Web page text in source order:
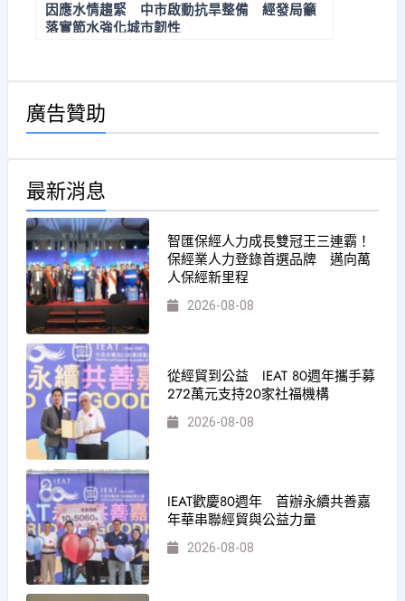
因應水情趨緊 中市啟動抗旱整備 經發局籲
落實節水強化城市韌性
廣告贊助
最新消息
智匯保經人力成長雙冠王三連霸！
保經業人力登錄首選品牌 邁向萬
人保經新里程
2026-08-08
從經貿到公益 IEAT 80週年攜手募
272萬元支持20家社福機構
2026-08-08
IEAT歡慶80週年 首辦永續共善嘉
年華串聯經貿與公益力量
2026-08-08